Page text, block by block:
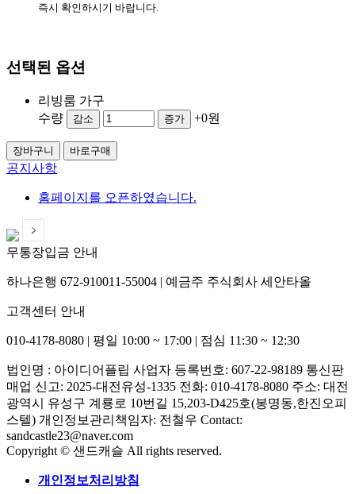
즉시 확인하시기 바랍니다.
선택된 옵션
리빙룸 가구
수량
감소 증가 +0원
장바구니 바로구매
공지사항
홈페이지를 오픈하였습니다.
무통장입금 안내
하나은행 672-910011-55004 | 예금주 주식회사 세안타올
고객센터 안내
010-4178-8080 | 평일 10:00 ~ 17:00 | 점심 11:30 ~ 12:30
법인명 : 아이디어플립 사업자 등록번호: 607-22-98189 통신판
매업 신고: 2025-대전유성-1335 전화: 010-4178-8080 주소: 대전
광역시 유성구 계룡로 10번길 15,203-D425호(봉명동,한진오피
스텔) 개인정보관리책임자: 전철우 Contact:
sandcastle23@naver.com
Copyright © 샌드캐슬 All rights reserved.
개인정보처리방침